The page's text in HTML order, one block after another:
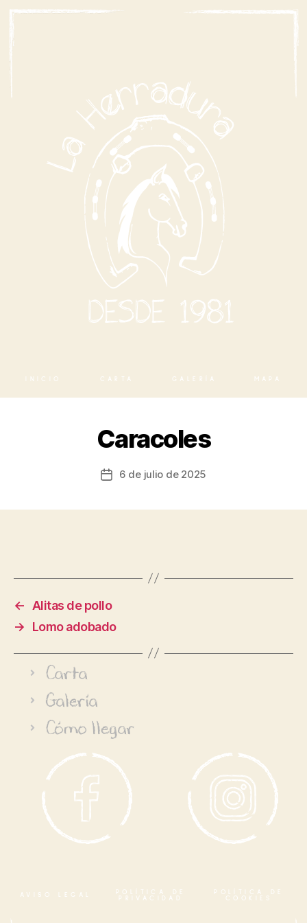
INICIO CARTA GALERÍA MAPA
Caracoles
6 de julio de 2025
←
Alitas de pollo
→
Lomo adobado
Carta
Galería
Cómo llegar
AVISO LEGAL
POLÍTICA DE
PRIVACIDAD
POLÍTICA DE
COOKIES